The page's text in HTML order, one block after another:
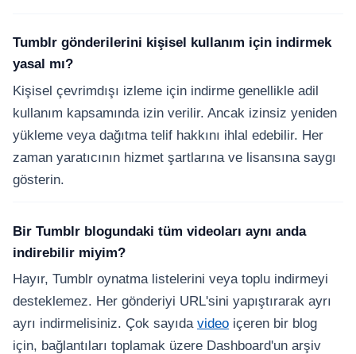
Tumblr gönderilerini kişisel kullanım için indirmek
yasal mı?
Kişisel çevrimdışı izleme için indirme genellikle adil
kullanım kapsamında izin verilir. Ancak izinsiz yeniden
yükleme veya dağıtma telif hakkını ihlal edebilir. Her
zaman yaratıcının hizmet şartlarına ve lisansına saygı
gösterin.
Bir Tumblr blogundaki tüm videoları aynı anda
indirebilir miyim?
Hayır, Tumblr oynatma listelerini veya toplu indirmeyi
desteklemez. Her gönderiyi URL'sini yapıştırarak ayrı
ayrı indirmelisiniz. Çok sayıda video içeren bir blog
için, bağlantıları toplamak üzere Dashboard'un arşiv